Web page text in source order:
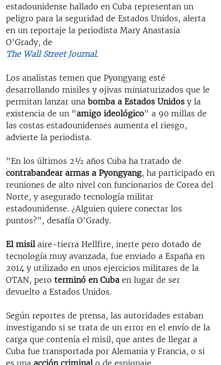
estadounidense hallado en Cuba representan un
peligro para la seguridad de Estados Unidos, alerta
en un reportaje la periodista Mary Anastasia
O'Grady, de
The Wall Street Journal.
Los analistas temen que Pyongyang esté
desarrollando misiles y ojivas miniaturizados que le
permitan lanzar una bomba a Estados Unidos y la
existencia de un "amigo ideológico" a 90 millas de
las costas estadounidenses aumenta el riesgo,
advierte la periodista.
"En los últimos 2½ años Cuba ha tratado de
contrabandear armas a Pyongyang, ha participado en
reuniones de alto nivel con funcionarios de Corea del
Norte, y asegurado tecnología militar
estadounidense. ¿Alguien quiere conectar los
puntos?", desafía O'Grady.
El misilaire-tierra Hellfire, inerte pero dotado de
tecnología muy avanzada, fue enviado a España en
2014 y utilizado en unos ejercicios militares de la
OTAN, pero terminó en Cuba en lugar de ser
devuelto a Estados Unidos.
Según reportes de prensa, las autoridades estaban
investigando si se trata de un error en el envío de la
carga que contenía el misil, que antes de llegar a
Cuba fue transportada por Alemania y Francia, o si
es una acción criminal o de espionaje.